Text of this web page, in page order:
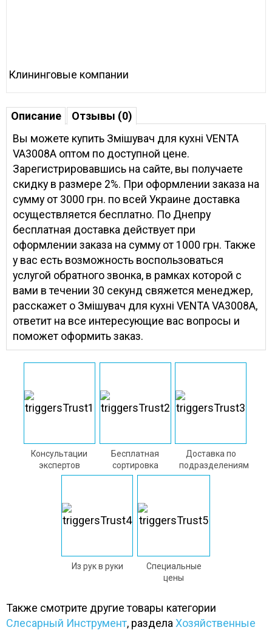
Клининговые компании
Описание
Отзывы (0)
Вы можете купить Змішувач для кухні VENTA
VA3008A оптом по доступной цене.
Зарегистрировавшись на сайте, вы получаете
скидку в размере 2%. При оформлении заказа на
сумму от 3000 грн. по всей Украине доставка
осуществляется бесплатно. По Днепру
бесплатная доставка действует при
оформлении заказа на сумму от 1000 грн. Также
у вас есть возможность воспользоваться
услугой обратного звонка, в рамках которой с
вами в течении 30 секунд свяжется менеджер,
расскажет о Змішувач для кухні VENTA VA3008A,
ответит на все интересующие вас вопросы и
поможет оформить заказ.
Консультации
экспертов
Бесплатная
сортировка
Доставка по
подразделениям
Из рук в руки
Специальные
цены
Также смотрите другие товары категории
Слесарный Инструмент, раздела Хозяйственные